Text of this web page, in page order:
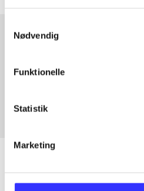
Nødvendig
Funktionelle
Statistik
Marketing
Fra